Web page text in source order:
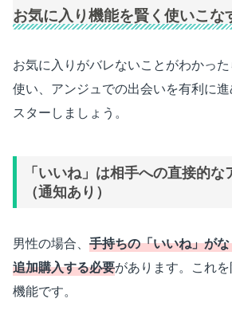
お気に入り機能を賢く使いこな
お気に入りがバレないことがわかっ
使い、アンジュでの出会いを有利に
スターしましょう。
「いいね」は相手への直接的
（通知あり）
男性の場合、 手持ちの「いいね」が
追加購入する必要があります。これ
機能です。